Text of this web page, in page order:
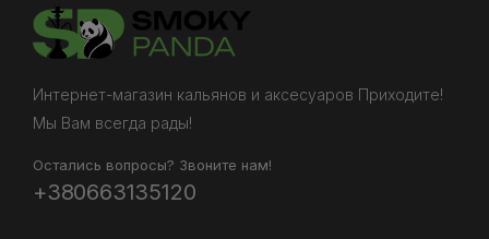
Интернет-магазин кальянов и аксесуаров Приходите!
Мы Вам всегда рады!
Остались вопросы? Звоните нам!
+380663135120